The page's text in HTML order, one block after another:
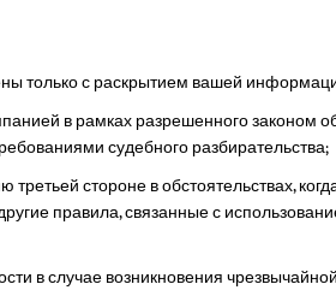
только с раскрытием вашей
в рамках разрешенного законом
судебного разбирательства;
стороне в обстоятельствах,
правила, связанные с
в случае возникновения